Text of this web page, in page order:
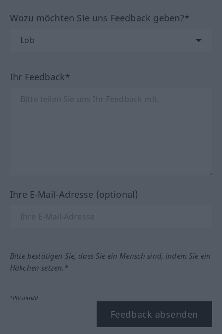
Wozu möchten Sie uns Feedback geben?*
Ihr Feedback*
Ihre E-Mail-Adresse (optional)
Bitte bestätigen Sie, dass Sie ein Mensch sind, indem Sie ein
Häkchen setzen.*
*Pflichtfeld
Feedback absenden